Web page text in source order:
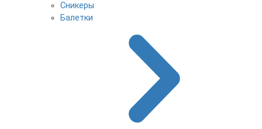
Сникеры
Балетки